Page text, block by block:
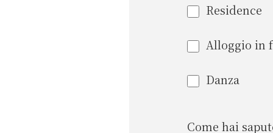
Residence
Alloggio in
Danza
Come hai